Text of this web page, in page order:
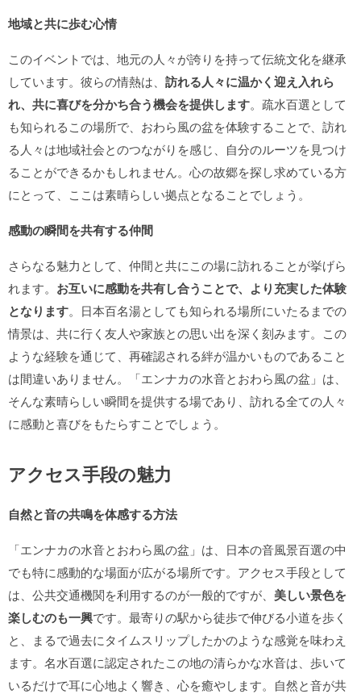
地域と共に歩む心情
このイベントでは、地元の人々が誇りを持って伝統文化を継承
しています。彼らの情熱は、 訪れる人々に温かく迎え入れら
れ、共に喜びを分かち合う機会を提供します。疏水百選として
も知られるこの場所で、おわら風の盆を体験することで、訪れ
る人々は地域社会とのつながりを感じ、自分のルーツを見つけ
ることができるかもしれません。心の故郷を探し求めている方
にとって、ここは素晴らしい拠点となることでしょう。
感動の瞬間を共有する仲間
さらなる魅力として、仲間と共にこの場に訪れることが挙げら
れます。 お互いに感動を共有し合うことで、より充実した体験
となります。日本百名湯としても知られる場所にいたるまでの
情景は、共に行く友人や家族との思い出を深く刻みます。この
ような経験を通じて、再確認される絆が温かいものであること
は間違いありません。「エンナカの水音とおわら風の盆」は、
そんな素晴らしい瞬間を提供する場であり、訪れる全ての人々
に感動と喜びをもたらすことでしょう。
アクセス手段の魅力
自然と音の共鳴を体感する方法
「エンナカの水音とおわら風の盆」は、日本の音風景百選の中
でも特に感動的な場面が広がる場所です。アクセス手段として
は、公共交通機関を利用するのが一般的ですが、 美しい景色を
楽しむのも一興です。最寄りの駅から徒歩で伸びる小道を歩く
と、まるで過去にタイムスリップしたかのような感覚を味わえ
ます。名水百選に認定されたこの地の清らかな水音は、歩いて
いるだけで耳に心地よく響き、心を癒やします。自然と音が共